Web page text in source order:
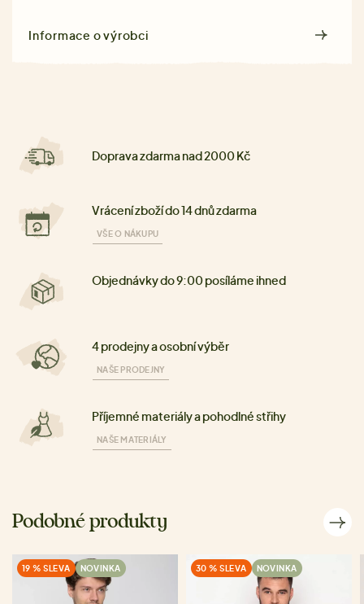
Informace o výrobci
Doprava zdarma nad 2000 Kč
Vrácení zboží do 14 dnů zdarma
VŠE O NÁKUPU
Objednávky do 9:00 posíláme ihned
4 prodejny a osobní výběr
NAŠE PRODEJNY
Příjemné materiály a pohodlné střihy
NAŠE MATERIÁLY
Podobné produkty
19 % SLEVA NOVINKA 30 % SLEVA NOVINKA